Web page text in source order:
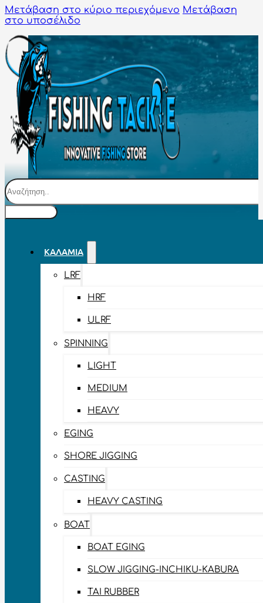
Μετάβαση στο κύριο περιεχόμενο Μετάβαση
στο υποσέλιδο
Αναζήτηση
ΚΑΛΆΜΙΑ
LRF
HRF
ULRF
SPINNING
LIGHT
MEDIUM
HEAVY
EGING
SHORE JIGGING
CASTING
HEAVY CASTING
BOAT
BOAT EGING
SLOW JIGGING-INCHIKU-KABURA
TAI RUBBER